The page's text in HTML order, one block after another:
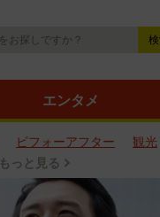
エンタメ
ビフォーアフター 観光
もっと見る